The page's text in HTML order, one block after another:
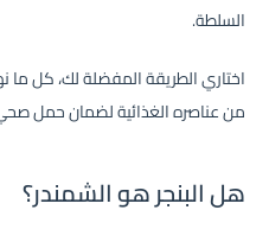
السلطة.
اختاري الطريقة المفضلة لك، كل
من عناصره الغذائية لضمان حمل
هل البنجر هو الشمندر؟